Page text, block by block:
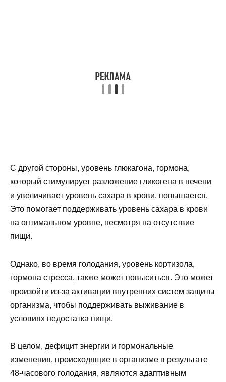
С другой стороны, уровень глюкагона, гормона,
который стимулирует разложение гликогена в печени
и увеличивает уровень сахара в крови, повышается.
Это помогает поддерживать уровень сахара в крови
на оптимальном уровне, несмотря на отсутствие
пищи.
Однако, во время голодания, уровень кортизола,
гормона стресса, также может повыситься. Это может
произойти из-за активации внутренних систем защиты
организма, чтобы поддерживать выживание в
условиях недостатка пищи.
В целом, дефицит энергии и гормональные
изменения, происходящие в организме в результате
48-часового голодания, являются адаптивным